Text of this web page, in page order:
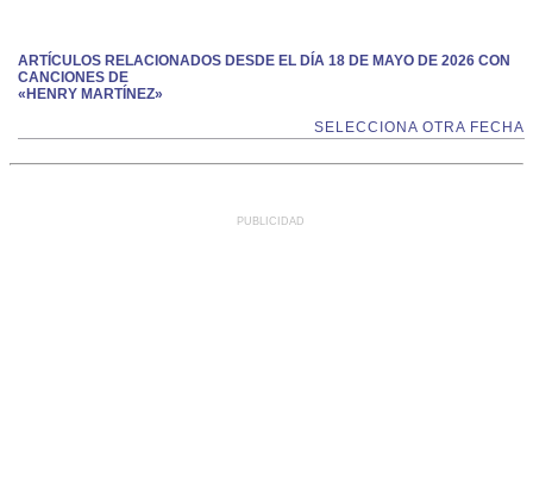
ARTÍCULOS RELACIONADOS DESDE EL DÍA 18 DE MAYO DE 2026 CON
CANCIONES DE
«HENRY MARTÍNEZ»
SELECCIONA OTRA FECHA
PUBLICIDAD